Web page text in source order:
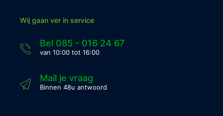
Wij gaan ver in service
Bel 085 - 016 24 67
van 10:00 tot 16:00
Mail je vraag
Binnen 48u antwoord